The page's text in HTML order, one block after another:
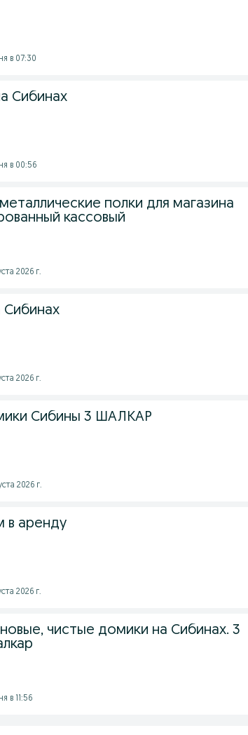
в 07:30
Сибинах
в 00:56
полки для магазина
кассовый
2026 г.
2026 г.
Сибины 3 ШАЛКАР
2026 г.
в аренду
2026 г.
чистые домики на Сибинах. 3
в 11:56